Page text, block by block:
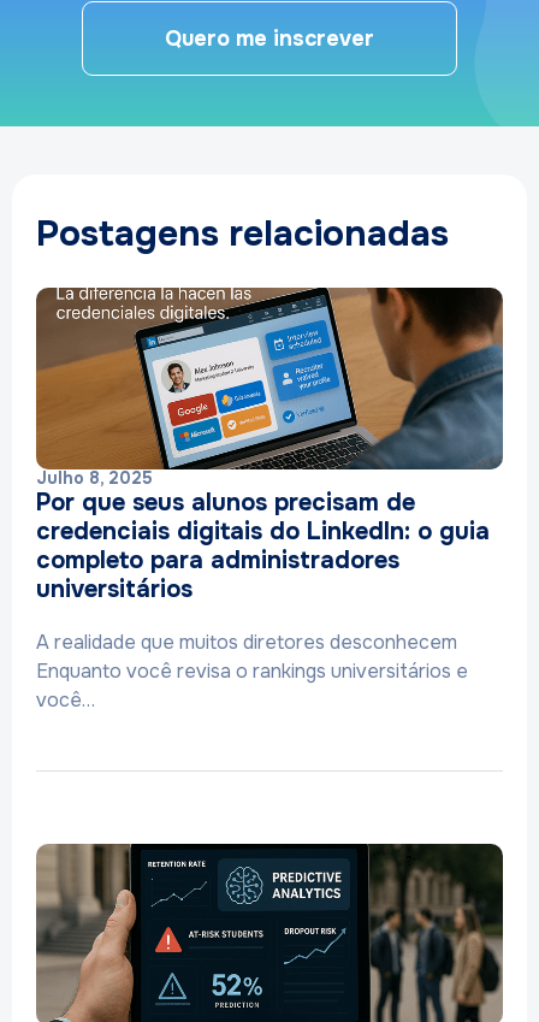
Quero me inscrever
Postagens relacionadas
Julho 8, 2025
Por que seus alunos precisam de
credenciais digitais do LinkedIn: o guia
completo para administradores
universitários
A realidade que muitos diretores desconhecem
Enquanto você revisa o rankings universitários e
você…